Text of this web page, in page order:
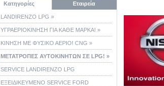
Κατηγορίες Εταιρεία
LANDIRENZO LPG »
ΥΓΡΑΕΡΙΟΚΙΝΗΣΗ ΓΙΑ ΚΑΘΕ ΜΑΡΚΑ! »
ΚΙΝΗΣΗ ΜΕ ΦΥΣΙΚΟ ΑΕΡΙΟ! CNG »
ΜΕΤΑΤΡΟΠΕΣ ΑΥΤΟΚΙΝΗΤΩΝ ΣΕ LPG! »
SERVICE LANDIRENZO LPG
ΕΞΕΙΔΙΚΕΥΜΕΝΟ SERVICE FORD